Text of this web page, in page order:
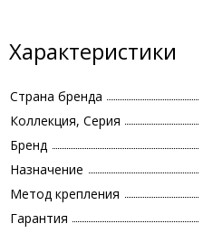
Характеристики
Страна бренда
Коллекция, Серия
Бренд
Назначение
Метод крепления
Гарантия